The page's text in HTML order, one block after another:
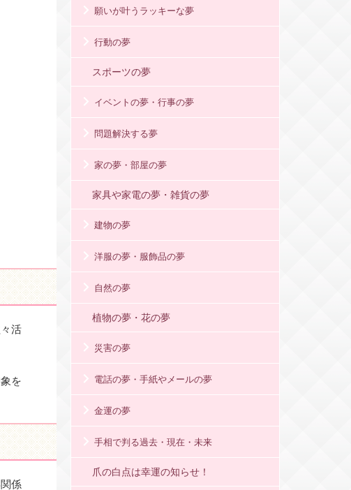
活
を
係
願いが叶うラッキーな夢
行動の夢
スポーツの夢
イベントの夢・行事の夢
問題解決する夢
家の夢・部屋の夢
家具や家電の夢・雑貨の夢
建物の夢
洋服の夢・服飾品の夢
自然の夢
植物の夢・花の夢
災害の夢
電話の夢・手紙やメールの夢
金運の夢
手相で判る過去・現在・未来
爪の白点は幸運の知らせ！